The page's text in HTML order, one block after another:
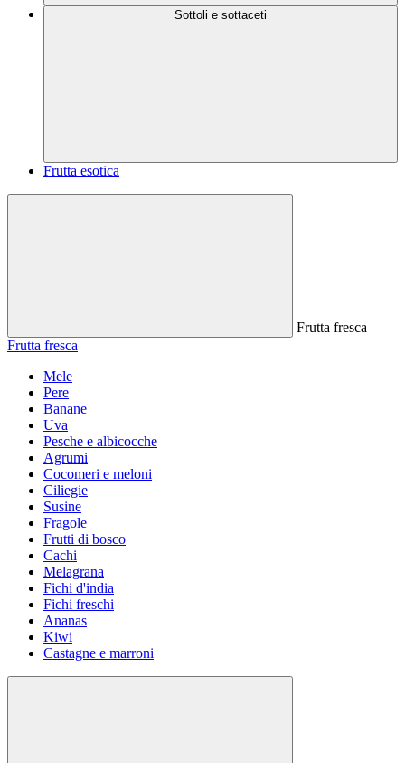
Sottoli e sottaceti
Frutta esotica
Frutta fresca
Frutta fresca
Mele
Pere
Banane
Uva
Pesche e albicocche
Agrumi
Cocomeri e meloni
Ciliegie
Susine
Fragole
Frutti di bosco
Cachi
Melagrana
Fichi d'india
Fichi freschi
Ananas
Kiwi
Castagne e marroni